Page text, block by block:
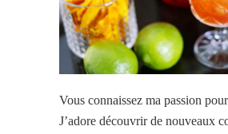
Vous connaissez ma passion
J’adore découvrir de nouveaux